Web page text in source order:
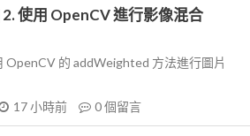
使用 OpenCV 進行影像混合
OpenCV 的 addWeighted 方法進行圖片
17 小時前 0個留言